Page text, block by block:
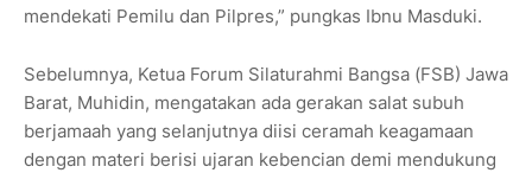
mendekati Pemilu dan Pilpres,” pungkas Ibnu Masduki.
Sebelumnya, Ketua Forum Silaturahmi Bangsa (FSB) Jawa
Barat, Muhidin, mengatakan ada gerakan salat subuh
berjamaah yang selanjutnya diisi ceramah keagamaan
dengan materi berisi ujaran kebencian demi mendukung